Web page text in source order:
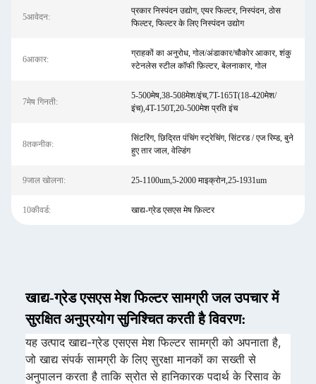
5आवेदन:
प्रकार निस्पंदन उद्योग, एयर फिल्टर, निस्पंदन, ठोस
फिल्टर, फिल्टर के लिए निस्पंदन उद्योग
6आकार:
ग्राहकों का अनुरोध, गोल/अंडाकार/चौकोर आकार, शंकु
स्टेनलेस स्टील कॉफी फ़िल्टर, बेलनाकार, गोल
7मेष गिनती:
5-500मेष,38-508मेश/इंच,7T-165T(18-420मेश/
इंच),4T-150T,20-500मेश प्रति इंच
8तकनीक:
सिंटरिंग, छिद्रित पंचिंग स्ट्रेचिंग, सिंटरड / एज रिम्ड, बुने
हुए तार जाल, वेल्डिंग
9जाल खोलना: 25-1100um,5-2000 माइक्रोन,25-1931um
10कीवर्ड: खाद्य-ग्रेड एसएस मेष फ़िल्टर
खाद्य-ग्रेड एसएस मेश फिल्टर सामग्री जल उपचार में
सुरक्षित अनुप्रयोग सुनिश्चित करती है विवरण:
यह उत्पाद खाद्य-ग्रेड एसएस मेश फिल्टर सामग्री को अपनाता है,
जो खाद्य संपर्क सामग्री के लिए सुरक्षा मानकों का सख्ती से
अनुपालन करता है ताकि स्रोत से हानिकारक पदार्थ के रिसाव के